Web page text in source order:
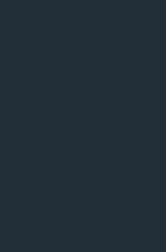
SPECTRUM